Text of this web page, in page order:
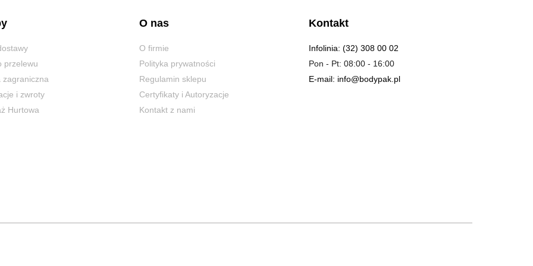
przelewu
zagraniczna
i zwroty
Hurtowa
O nas
O firmie
Polityka prywatności
Regulamin sklepu
Certyfikaty i Autoryzacje
Kontakt z nami
Kontakt
Infolinia: (32) 308 00 02
Pon - Pt: 08:00 - 16:00
E-mail: info@bodypak.pl